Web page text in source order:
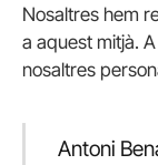
Nosaltres hem
a aquest mitjà.
nosaltres
Antoni